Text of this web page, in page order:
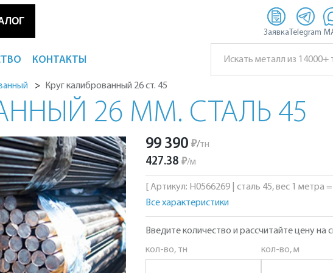
Заявка Telegram
КОНТАКТЫ
Круг калиброванный 26 ст. 45
26 ММ. СТАЛЬ 45
99 390 ₽/тн
427.38 ₽/м
[ Артикул: Н0566269 | сталь 45, вес 1 метра =
Все характеристики
Введите количество и рассчитайте цену на
кол-во, тн
кол-во, м